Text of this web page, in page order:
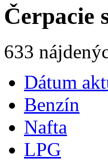
Čerpacie
633
Dátum
Benzín
Nafta
LPG